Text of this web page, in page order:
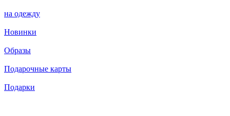
на одежду
Новинки
Образы
Подарочные карты
Подарки